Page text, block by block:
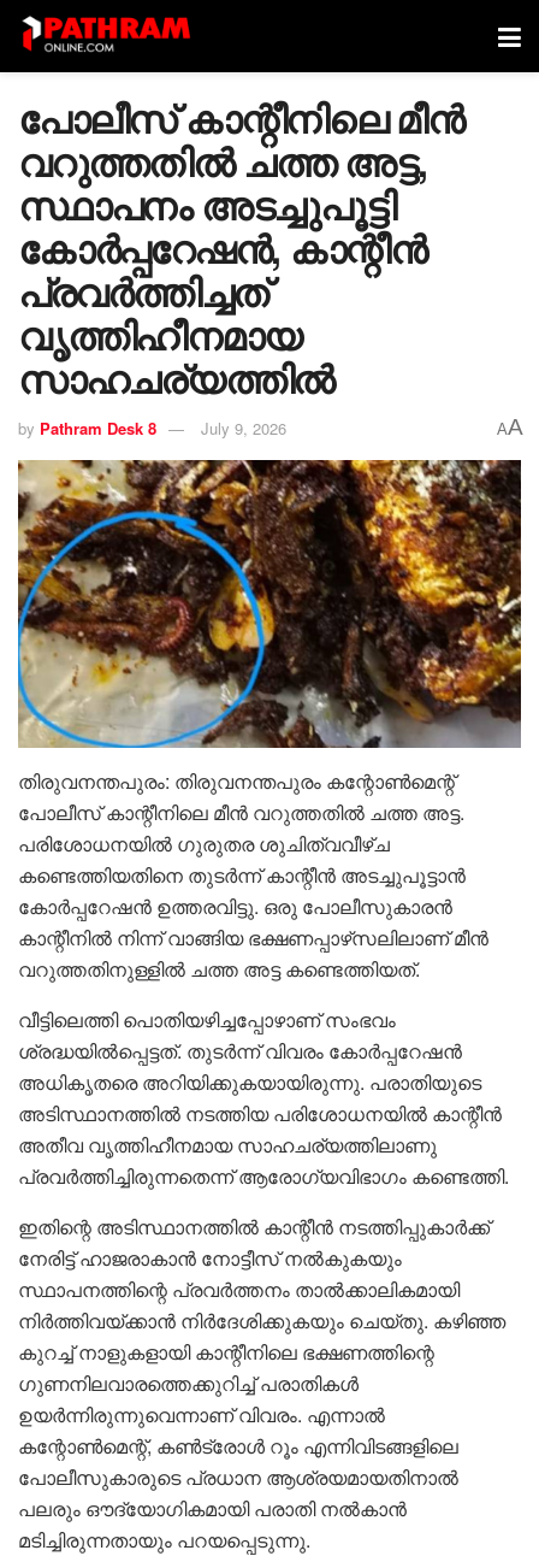
പോലീസ് കാന്റീനിലെ മീന്‍
വറുത്തതില്‍ ചത്ത അട്ട,
സ്ഥാപനം അടച്ചുപൂട്ടി
കോര്‍പ്പറേഷന്‍, കാന്റീന്‍
പ്രവര്‍ത്തിച്ചത്
വൃത്തിഹീനമായ
സാഹചര്യത്തില്‍
by Pathram Desk 8 July 9, 2026 AA
തിരുവനന്തപുരം: തിരുവനന്തപുരം കന്റോണ്‍മെന്റ്
പോലീസ് കാന്റീനിലെ മീന്‍ വറുത്തതില്‍ ചത്ത അട്ട.
പരിശോധനയില്‍ ഗുരുതര ശുചിത്വവീഴ്ച
കണ്ടെത്തിയതിനെ തുടര്‍ന്ന് കാന്റീന്‍ അടച്ചുപൂട്ടാന്‍
കോര്‍പ്പറേഷന്‍ ഉത്തരവിട്ടു. ഒരു പോലീസുകാരന്‍
കാന്റീനില്‍ നിന്ന് വാങ്ങിയ ഭക്ഷണപ്പാഴ്‌സലിലാണ് മീന്‍
വറുത്തതിനുള്ളില്‍ ചത്ത അട്ട കണ്ടെത്തിയത്.
വീട്ടിലെത്തി പൊതിയഴിച്ചപ്പോഴാണ് സംഭവം
ശ്രദ്ധയില്‍പ്പെട്ടത്. തുടര്‍ന്ന് വിവരം കോര്‍പ്പറേഷന്‍
അധികൃതരെ അറിയിക്കുകയായിരുന്നു. പരാതിയുടെ
അടിസ്ഥാനത്തില്‍ നടത്തിയ പരിശോധനയില്‍ കാന്റീന്‍
അതീവ വൃത്തിഹീനമായ സാഹചര്യത്തിലാണു
പ്രവര്‍ത്തിച്ചിരുന്നതെന്ന് ആരോഗ്യവിഭാഗം കണ്ടെത്തി.
ഇതിന്റെ അടിസ്ഥാനത്തില്‍ കാന്റീന്‍ നടത്തിപ്പുകാര്‍ക്ക്
നേരിട്ട് ഹാജരാകാന്‍ നോട്ടീസ് നല്‍കുകയും
സ്ഥാപനത്തിന്റെ പ്രവര്‍ത്തനം താല്‍ക്കാലികമായി
നിര്‍ത്തിവയ്‌ക്കാന്‍ നിര്‍ദേശിക്കുകയും ചെയ്തു. കഴിഞ്ഞ
കുറച്ച് നാളുകളായി കാന്റീനിലെ ഭക്ഷണത്തിന്റെ
ഗുണനിലവാരത്തെക്കുറിച്ച് പരാതികള്‍
ഉയര്‍ന്നിരുന്നുവെന്നാണ് വിവരം. എന്നാല്‍
കന്റോണ്‍മെന്റ്, കണ്‍ട്രോള്‍ റൂം എന്നിവിടങ്ങളിലെ
പോലീസുകാരുടെ പ്രധാന ആശ്രയമായതിനാല്‍
പലരും ഔദ്യോഗികമായി പരാതി നല്‍കാന്‍
മടിച്ചിരുന്നതായും പറയപ്പെടുന്നു.